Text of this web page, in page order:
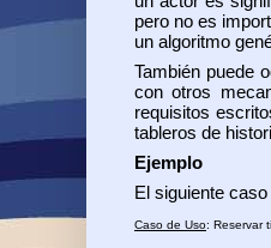
pero no es
un algoritmo
También puede
con otros
requisitos
tableros de
Ejemplo
El siguiente
Caso de Uso: Reservar